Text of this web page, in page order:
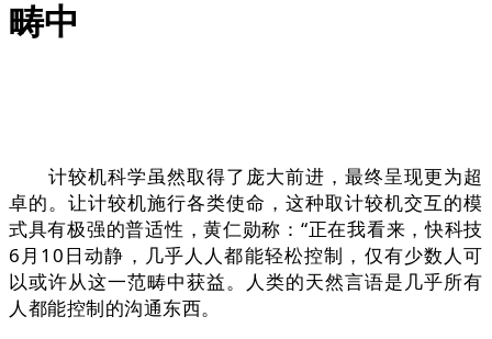
畴中
计较机科学虽然取得了庞大前进，最终呈现更为超
卓的。让计较机施行各类使命，这种取计较机交互的模
式具有极强的普适性，黄仁勋称：“正在我看来，快科技
6月10日动静，几乎人人都能轻松控制，仅有少数人可
以或许从这一范畴中获益。人类的天然言语是几乎所有
人都能控制的沟通东西。